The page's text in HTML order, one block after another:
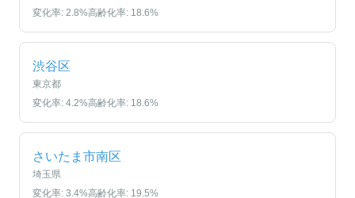
変化率: 2.8%高齢化率: 18.6%
渋谷区
東京都
変化率: 4.2%高齢化率: 18.6%
さいたま市南区
埼玉県
変化率: 3.4%高齢化率: 19.5%